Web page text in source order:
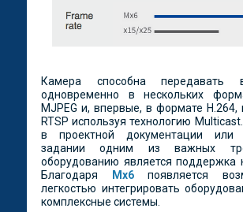
Камера способна передавать
одновременно в нескольких
MJPEG и, впервые, в формате H.264,
RTSP используя технологию
в проектной документации или
задании одним из важных
оборудованию является поддержка
Благодаря
Mx6появляется
легкостью интегрировать
комплексные системы.